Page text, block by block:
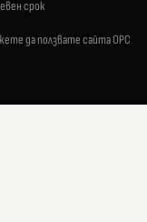
срок
да ползвате сайта ОРС